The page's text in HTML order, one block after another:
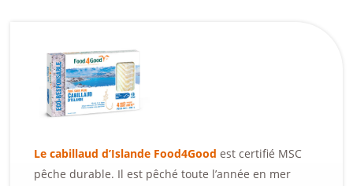
Le cabillaud d’Islande Food4Good est certifié MSC
pêche durable. Il est pêché toute l’année en mer